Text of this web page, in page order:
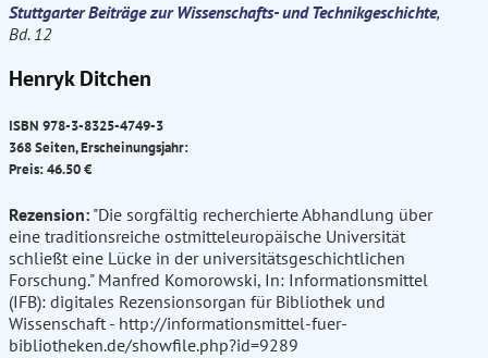
Stuttgarter Beiträge zur Wissenschafts- und Technikgeschichte,
Bd. 12
Henryk Ditchen
ISBN 978-3-8325-4749-3
368 Seiten, Erscheinungsjahr:
Preis: 46.50 €
Rezension: "Die sorgfältig recherchierte Abhandlung über
eine traditionsreiche ostmitteleuropäische Universität
schließt eine Lücke in der universitätsgeschichtlichen
Forschung." Manfred Komorowski, In: Informationsmittel
(IFB): digitales Rezensionsorgan für Bibliothek und
Wissenschaft - http://informationsmittel-fuer-
bibliotheken.de/showfile.php?id=9289